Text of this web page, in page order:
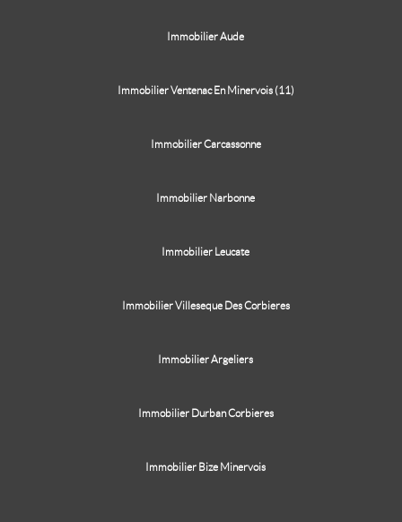
Immobilier Aude
Immobilier Ventenac En Minervois (11)
Immobilier Carcassonne
Immobilier Narbonne
Immobilier Leucate
Immobilier Villeseque Des Corbieres
Immobilier Argeliers
Immobilier Durban Corbieres
Immobilier Bize Minervois